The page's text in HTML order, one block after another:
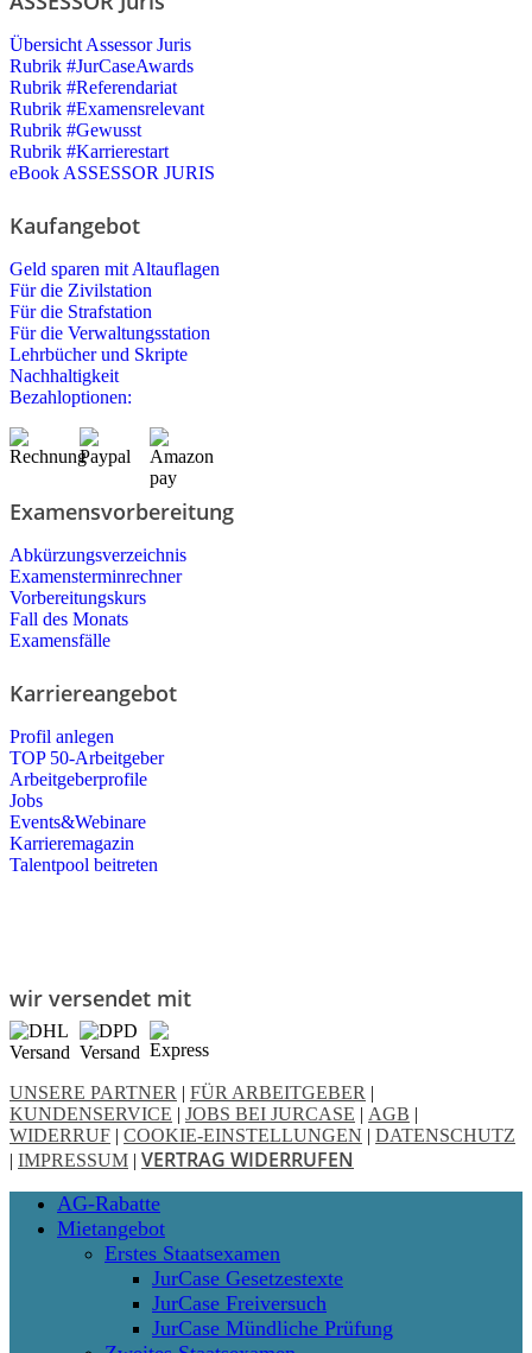
Übersicht Assessor Juris
Rubrik #JurCaseAwards
Rubrik #Referendariat
Rubrik #Examensrelevant
Rubrik #Gewusst
Rubrik #Karrierestart
eBook ASSESSOR JURIS
Kaufangebot
Geld sparen mit Altauflagen
Für die Zivilstation
Für die Strafstation
Für die Verwaltungsstation
Lehrbücher und Skripte
Nachhaltigkeit
Bezahloptionen:
Examensvorbereitung
Abkürzungsverzeichnis
Examensterminrechner
Vorbereitungskurs
Fall des Monats
Examensfälle
Karriereangebot
Profil anlegen
TOP 50-Arbeitgeber
Arbeitgeberprofile
Jobs
Events&Webinare
Karrieremagazin
Talentpool beitreten
wir versendet mit
UNSERE PARTNER | FÜR ARBEITGEBER |
KUNDENSERVICE | JOBS BEI JURCASE | AGB |
WIDERRUF | COOKIE-EINSTELLUNGEN | DATENSCHUTZ
| IMPRESSUM | VERTRAG WIDERRUFEN
Close
AG-Rabatte
Mietangebot
Erstes Staatsexamen
JurCase Gesetzestexte
JurCase Freiversuch
JurCase Mündliche Prüfung